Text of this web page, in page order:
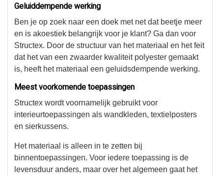
Geluiddempende werking
Ben je op zoek naar een doek met net dat beetje meer
en is akoestiek belangrijk voor je klant? Ga dan voor
Structex. Door de structuur van het materiaal en het feit
dat het van een zwaarder kwaliteit polyester gemaakt
is, heeft het materiaal een geluidsdempende werking.
Meest voorkomende toepassingen
Structex wordt voornamelijk gebruikt voor
interieurtoepassingen als wandkleden, textielposters
en sierkussens.
Het materiaal is alleen in te zetten bij
binnentoepassingen. Voor iedere toepassing is de
levensduur anders, maar over het algemeen gaat het